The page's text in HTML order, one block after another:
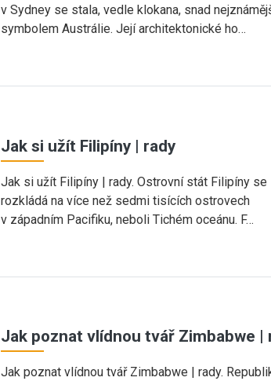
v Sydney se stala, vedle klokana, snad
symbolem Austrálie. Její architektonické ho…
Jak si užít Filipíny | rady
Jak si užít Filipíny | rady. Ostrovní stát Filipíny se
rozkládá na více než sedmi tisících ostrovech
v západním Pacifiku, neboli Tichém oceánu. F…
Jak poznat vlídnou tvář Zimbabwe |
Jak poznat vlídnou tvář Zimbabwe | rady.